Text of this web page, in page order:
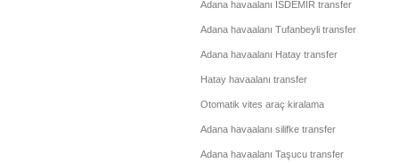
Adana havaalanı İSDEMİR transfer
Adana havaalanı Tufanbeyli transfer
Adana havaalanı Hatay transfer
Hatay havaalanı transfer
Otomatik vites araç kiralama
Adana havaalanı silifke transfer
Adana havaalanı Taşucu transfer